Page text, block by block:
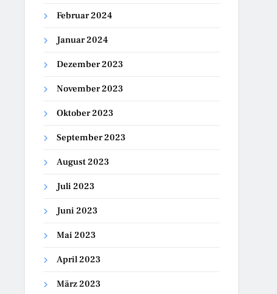
Februar 2024
Januar 2024
Dezember 2023
November 2023
Oktober 2023
September 2023
August 2023
Juli 2023
Juni 2023
Mai 2023
April 2023
März 2023